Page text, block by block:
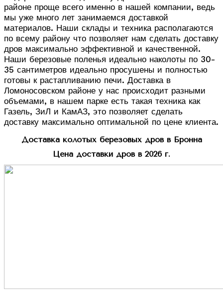
районе проще всего именно в нашей компании, ведь
мы уже много лет занимаемся доставкой
материалов. Наши склады и техника располагаются
по всему району что позволяет нам сделать доставку
дров максимально эффективной и качественной.
Наши березовые поленья идеально наколоты по 30-
35 сантиметров идеально просушены и полностью
готовы к растапливанию печи. Доставка в
Ломоносовском районе у нас происходит разными
объемами, в нашем парке есть такая техника как
Газель, ЗиЛ и КамАЗ, это позволяет сделать
доставку максимально оптимальной по цене клиента.
Доставка колотых березовых дров в Бронна
Цена доставки дров в 2026 г.